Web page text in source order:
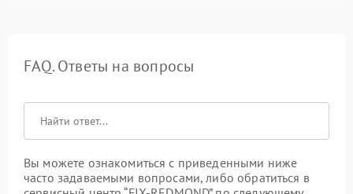
FAQ. Ответы на вопросы
Вы можете ознакомиться с приведенными ниже
часто задаваемыми вопросами, либо обратиться в